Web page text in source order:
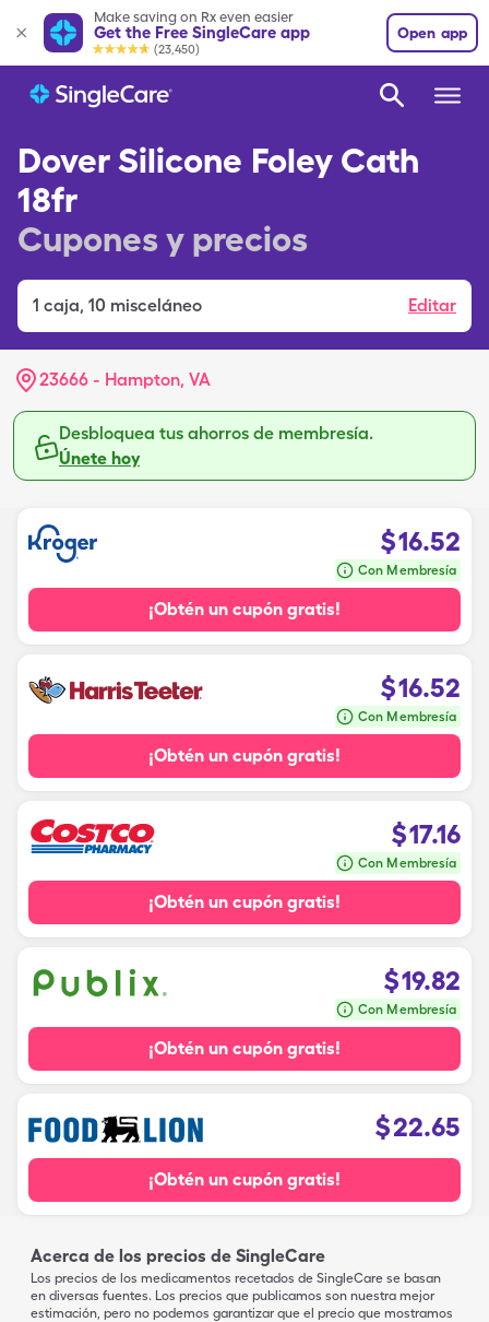
Make saving on Rx even easier
Get the Free SingleCare app
(23,450)
Open app
Dover Silicone Foley Cath
18fr
Cupones y precios
1 caja, 10 misceláneo Editar
23666 - Hampton, VA
Desbloquea tus ahorros de membresía.
Únete hoy
$16.52
Con Membresía
¡Obtén un cupón gratis!
$16.52
Con Membresía
¡Obtén un cupón gratis!
$17.16
Con Membresía
¡Obtén un cupón gratis!
$19.82
Con Membresía
¡Obtén un cupón gratis!
$22.65
¡Obtén un cupón gratis!
Acerca de los precios de SingleCare
Los precios de los medicamentos recetados de SingleCare se basan
en diversas fuentes. Los precios que publicamos son nuestra mejor
estimación, pero no podemos garantizar que el precio que mostramos